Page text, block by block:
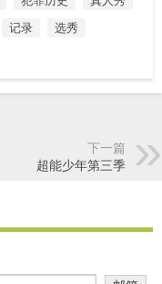
记录
选秀
下一篇
超能少年第三季